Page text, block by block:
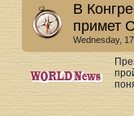
В
примет
Wednesday,